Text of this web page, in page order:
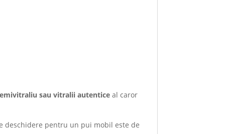
sau vitralii autentice al caror
deschidere pentru un pui mobil este de